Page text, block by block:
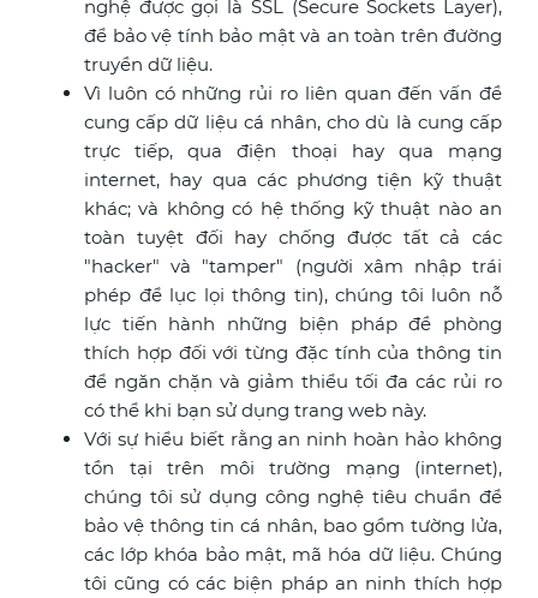
nghệ được gọi là SSL (Secure Sockets Layer),
để bảo vệ tính bảo mật và an toàn trên đường
truyền dữ liệu.
Vì luôn có những rủi ro liên quan đến vấn đề
cung cấp dữ liệu cá nhân, cho dù là cung cấp
trực tiếp, qua điện thoại hay qua mạng
internet, hay qua các phương tiện kỹ thuật
khác; và không có hệ thống kỹ thuật nào an
toàn tuyệt đối hay chống được tất cả các
"hacker" và "tamper" (người xâm nhập trái
phép để lục lọi thông tin), chúng tôi luôn nỗ
lực tiến hành những biện pháp đề phòng
thích hợp đối với từng đặc tính của thông tin
để ngăn chặn và giảm thiểu tối đa các rủi ro
có thể khi bạn sử dụng trang web này.
Với sự hiểu biết rằng an ninh hoàn hảo không
tồn tại trên môi trường mạng (internet),
chúng tôi sử dụng công nghệ tiêu chuẩn để
bảo vệ thông tin cá nhân, bao gồm tường lửa,
các lớp khóa bảo mật, mã hóa dữ liệu. Chúng
tôi cũng có các biện pháp an ninh thích hợp